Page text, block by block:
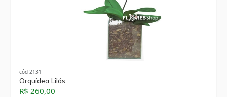
cód 2131
Orquídea Lilás
R$ 260,00